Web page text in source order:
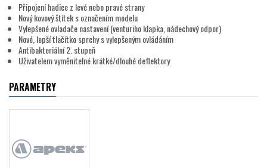
Připojení hadice z levé nebo pravé strany
Nový kovový štítek s označením modelu
Vylepšené ovladače nastavení (venturiho klapka, nádechový odpor)
Nové, lepší tlačítko sprchy s vylepšeným ovládáním
Antibakteriální 2. stupeň
Uživatelem vyměnitelné krátké/dlouhé deflektory
PARAMETRY